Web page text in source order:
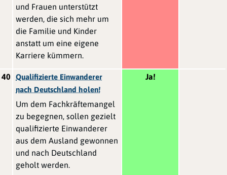
und Frauen unterstützt
werden, die sich mehr um
die Familie und Kinder
anstatt um eine eigene
Karriere kümmern.
40
Qualifizierte Einwanderer
nach Deutschland holen!
Um dem Fachkräftemangel
zu begegnen, sollen gezielt
qualifizierte Einwanderer
aus dem Ausland gewonnen
und nach Deutschland
geholt werden.
Ja!